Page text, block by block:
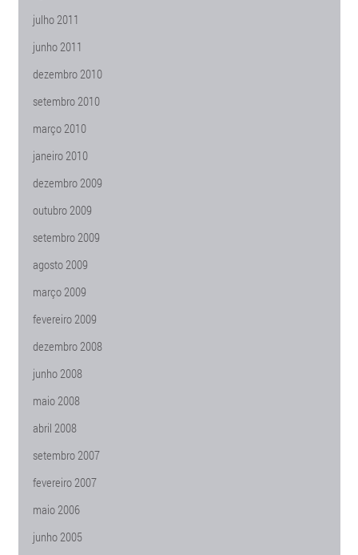
julho 2011
junho 2011
dezembro 2010
setembro 2010
março 2010
janeiro 2010
dezembro 2009
outubro 2009
setembro 2009
agosto 2009
março 2009
fevereiro 2009
dezembro 2008
junho 2008
maio 2008
abril 2008
setembro 2007
fevereiro 2007
maio 2006
junho 2005